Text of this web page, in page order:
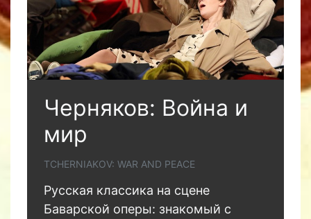
Черняков: Война и
мир
TCHERNIAKOV: WAR AND PEACE
Русская классика на сцене
Баварской оперы: знакомый с